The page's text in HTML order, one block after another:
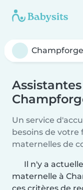
Un service
besoins de votre
maternelles de
Il n'y a
maternelle à